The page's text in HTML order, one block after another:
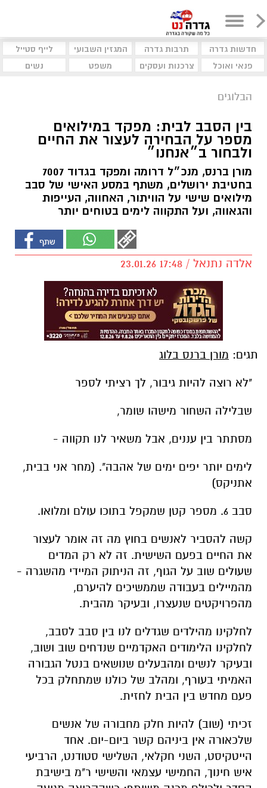
חדשות גדרה תרבות גדרה המגזין השבועי
לייף סטייל
פנאי ואוכל
צרכנות ועסקים משפט נשים
הבלוגים
בין הסבב לבית: מפקד במילואים
מספר על הבחירה לעצור את החיים
ולבחור ב״אנחנו״
מורן ברנס, מנכ״ל דרומה ומפקד בגדוד 7007
בחטיבת ירושלים, משתף במסע האישי של סבב
מילואים שישי על הוויתור, האחווה, העייפות
והגאווה, ועל התקווה לימים בטוחים יותר
אלדה נתנאל / 17:48 23.01.26
תגים: מורן ברנס בלוג
"לא רוצה להיות גיבור, לך רציתי לספר
שבלילה השחור מישהו שומר,
מסתתר בין עננים, אבל משאיר לנו תקווה -
לימים יותר יפים ימים של אהבה". (מחר אני בבית,
אתניקס)
סבב 6. מספר קטן שמקפל בתוכו עולם ומלואו.
קשה להסביר לאנשים בחוץ מה זה אומר לעצור
את החיים בפעם השישית. זה לא רק המדים
שעולים שוב על הגוף, זה הניתוק המיידי מהשגרה -
מהמיילים בעבודה שממשיכים להיערם,
מהפרויקטים שנעצרו, ובעיקר מהבית.
לחלקינו מהילדים שגדלים לנו בין סבב לסבב,
לחלקינו הלימודים האקדמיים שנדחים שוב ושוב,
ובעיקר לנשים ומהבעלים שנושאים בנטל הגבורה
האמיתי בעורף, ומהלב של כולנו שמתחלק בכל
פעם מחדש בין הבית לחזית.
זכיתי (שוב) להיות חלק מחבורה של אנשים
שלכאורה אין ביניהם קשר ביום-יום. אחד
הייטקיסט, השני חקלאי, השלישי סטודנט, הרביעי
איש חינוך, החמישי עצמאי והשישי ר"מ בישיבת